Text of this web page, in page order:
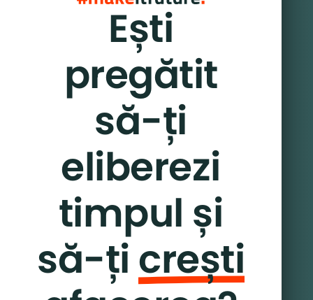
Ești
pregătit
să-ți
eliberezi
timpul și
să-țicrești